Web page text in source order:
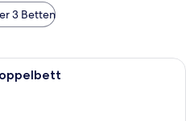
3 Betten
Ein Hotelzimmer mit Bett,